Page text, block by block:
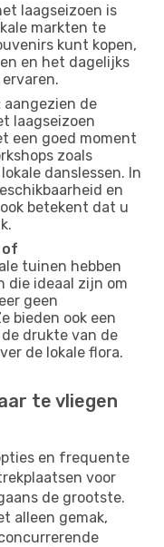
laagseizoen is
markten te
kunt kopen,
en het dagelijks
aangezien de
laagseizoen
een goed moment
zoals
danslessen. In
en
betekent dat u
of
tuinen hebben
die ideaal zijn om
geen
bieden ook een
drukte van de
de lokale flora.
te vliegen
en frequente
voor
de grootste.
alleen gemak,